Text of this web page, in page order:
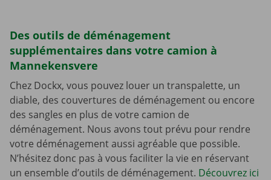
Des outils de déménagement
supplémentaires dans votre camion à
Mannekensvere
Chez Dockx, vous pouvez louer un transpalette, un
diable, des couvertures de déménagement ou encore
des sangles en plus de votre camion de
déménagement. Nous avons tout prévu pour rendre
votre déménagement aussi agréable que possible.
N’hésitez donc pas à vous faciliter la vie en réservant
un ensemble d’outils de déménagement. Découvrez ici